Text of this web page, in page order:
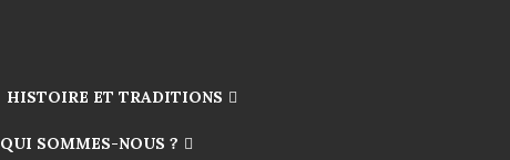
HISTOIRE ET TRADITIONS
QUI SOMMES-NOUS ?